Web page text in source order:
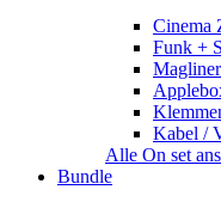
Cinema
Funk +
Kabel /
Alle On set
Bundle